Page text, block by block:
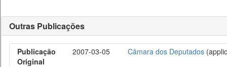
Outras Publicações
Publicação
Original
2007-03-05 Câmara dos Deputados